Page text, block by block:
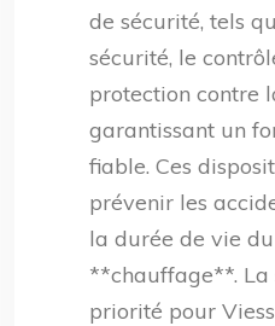
de sécurité, tels
sécurité, le
protection contre
garantissant un
fiable. Ces
prévenir les
la durée de vie
**chauffage**. La
priorité pour